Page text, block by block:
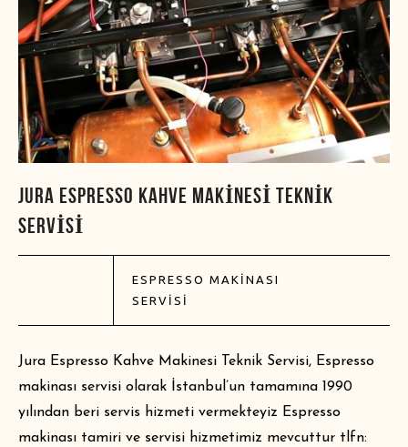
JURA ESPRESSO KAHVE MAKINESI TEKNIK
SERVISI
ESPRESSO MAKINASI
SERVISI
Jura Espresso Kahve Makinesi Teknik Servisi, Espresso
makinası servisi olarak İstanbul’un tamamına 1990
yılından beri servis hizmeti vermekteyiz Espresso
makinası tamiri ve servisi hizmetimiz mevcuttur tlfn: